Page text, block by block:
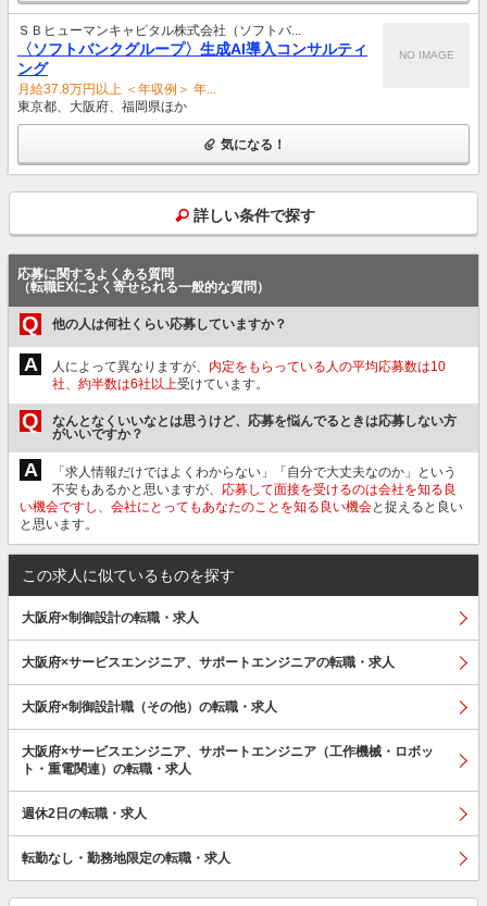
ＳＢヒューマンキャピタル株式会社（ソフトバ...
〈ソフトバンクグループ〉生成AI導入コンサルティ
ング
月給37.8万円以上 ＜年収例＞ 年...
東京都、大阪府、福岡県ほか
NO IMAGE
気になる！
詳しい条件で探す
応募に関するよくある質問
（転職EXによく寄せられる一般的な質問）
Q 他の人は何社くらい応募していますか？
A 人によって異なりますが、 内定をもらっている人の平均応募数は10
社、約半数は6社以上受けています。
Q
なんとなくいいなとは思うけど、応募を悩んでるときは応募しない方
がいいですか？
A
「求人情報だけではよくわからない」「自分で大丈夫なのか」という
不安もあるかと思いますが、 応募して面接を受けるのは会社を知る良
い機会ですし、会社にとってもあなたのことを知る良い機会と捉えると良い
と思います。
この求人に似ているものを探す
大阪府×制御設計の転職・求人
大阪府×サービスエンジニア、サポートエンジニアの転職・求人
大阪府×制御設計職（その他）の転職・求人
大阪府×サービスエンジニア、サポートエンジニア（工作機械・ロボッ
ト・重電関連）の転職・求人
週休2日の転職・求人
転勤なし・勤務地限定の転職・求人